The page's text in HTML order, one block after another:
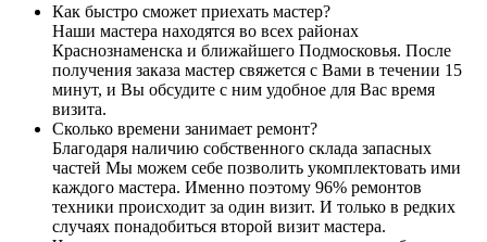
Как быстро сможет приехать мастер?
Наши мастера находятся во всех районах
Краснознаменска и ближайшего Подмосковья. После
получения заказа мастер свяжется с Вами в течении 15
минут, и Вы обсудите с ним удобное для Вас время
визита.
Сколько времени занимает ремонт?
Благодаря наличию собственного склада запасных
частей Мы можем себе позволить укомплектовать ими
каждого мастера. Именно поэтому 96% ремонтов
техники происходит за один визит. И только в редких
случаях понадобиться второй визит мастера.